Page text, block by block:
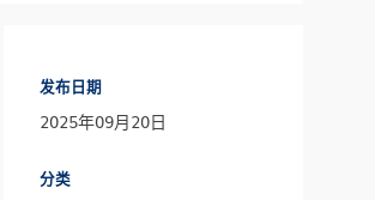
发布日期
2025年09月20日
分类